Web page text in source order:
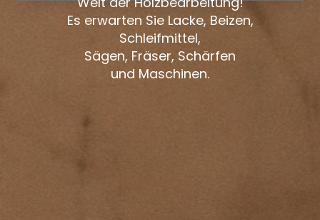
Es erwarten Sie Lacke, Beizen,
Schleifmittel,
Sägen, Fräser, Schärfen
und Maschinen.